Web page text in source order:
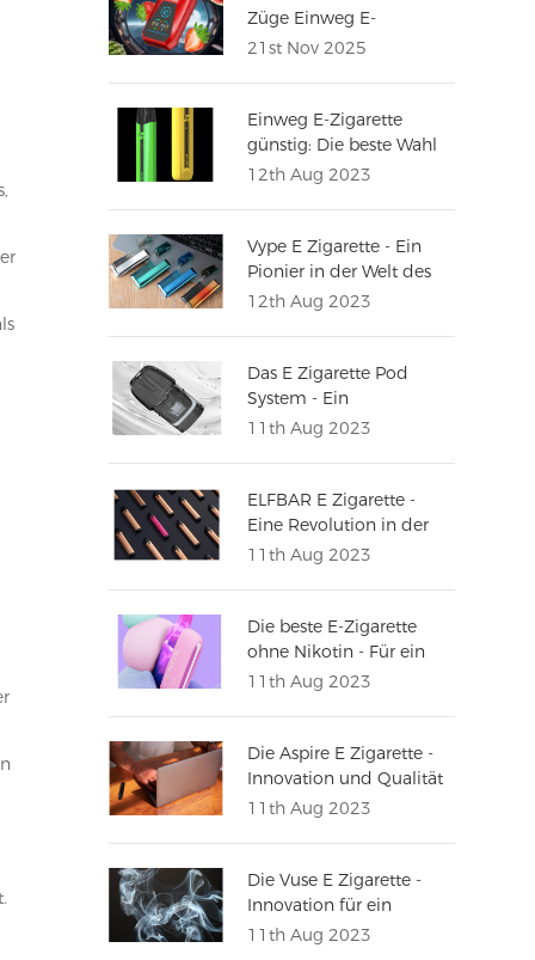
Züge Einweg E-
Zigaretten in Europa
21st Nov 2025
Einweg E-Zigarette
günstig: Die beste Wahl
für ein umweltbewusstes
12th Aug 2023
Vype E Zigarette - Ein
Pionier in der Welt des
Dampfens
12th Aug 2023
Das E Zigarette Pod
System - Ein
Revolutionärer Ansatz
11th Aug 2023
ELFBAR E Zigarette -
Eine Revolution in der
Welt des Dampfens
11th Aug 2023
Die beste E-Zigarette
ohne Nikotin - Für ein
unbeschwertes
11th Aug 2023
Die Aspire E Zigarette -
Innovation und Qualität
vereint
11th Aug 2023
Die Vuse E Zigarette -
Innovation für ein
erstklassiges
11th Aug 2023